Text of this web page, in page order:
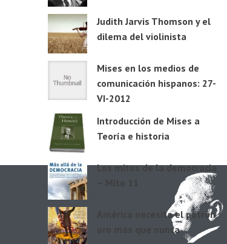
Judith Jarvis Thomson y el
dilema del violinista
Mises en los medios de
comunicación hispanos: 27-
VI-2012
Introducción de Mises a
Teoría e historia
Los mitos de la democracia
América necesita el patrón
oro más que nunca